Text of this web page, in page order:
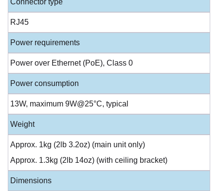
RJ45
Power requirements
Power over Ethernet (PoE), Class 0
Power consumption
13W, maximum 9W@25°C, typical
Weight
Approx. 1kg (2lb 3.2oz) (main unit only)
Approx. 1.3kg (2lb 14oz) (with ceiling bracket)
Dimensions